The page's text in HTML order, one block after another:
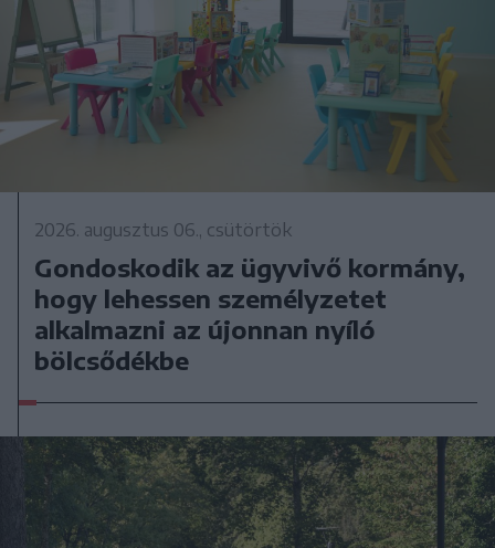
2026. augusztus 06., csütörtök
Gondoskodik az ügyvivő kormány,
hogy lehessen személyzetet
alkalmazni az újonnan nyíló
bölcsődékbe